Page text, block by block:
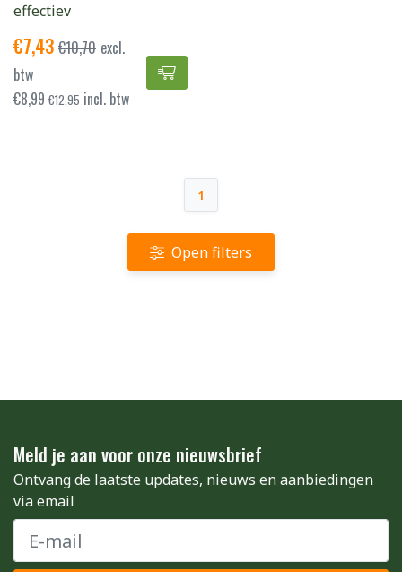
effectiev
€7,43 €10,70 excl.
btw
€8,99 €12,95 incl. btw
Grasjan Humistart Kalk -
1
Open filters
Meld je aan voor onze nieuwsbrief
Ontvang de laatste updates, nieuws en aanbiedingen
via email